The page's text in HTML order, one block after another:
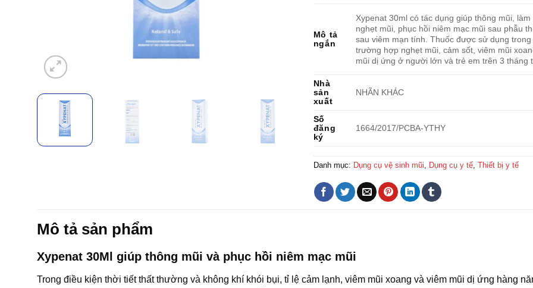
Mô tả
ngắn
Xypenat 30ml có tác dụng giúp thông mũi, làm
nghẹt mũi, phục hồi niêm mạc mũi sau phẫu
sau viêm mạn tính. Thuốc được sử dụng trong
trường hợp nghẹt mũi, cảm sốt, viêm mũi
mũi dị ứng ở người lớn và trẻ em trên 3 tháng
Nhà
sản
xuất
NHÃN KHÁC
Số
đăng
ký
1664/2017/PCBA-YTHY
Danh mục: Dụng cụ vệ sinh mũi, Dụng cụ y tế, Thiết bị y tế
Mô tả sản phẩm
Xypenat 30Ml giúp thông mũi và phục hồi niêm mạc mũi
Trong điều kiện thời tiết thất thường và không khí khói bụi, tỉ lệ cảm lạnh, viêm mũi xoang và viêm mũi dị ứng hàng